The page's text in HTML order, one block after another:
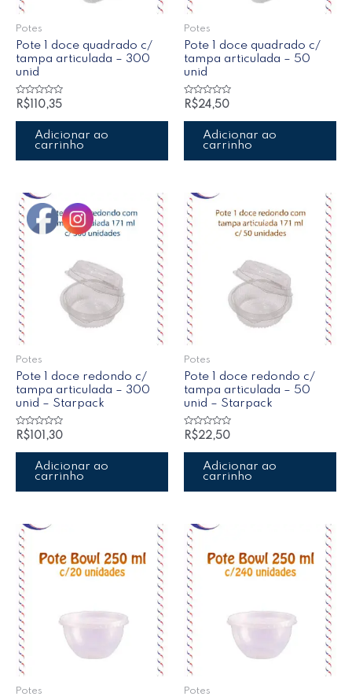
Potes
Pote 1 doce quadrado c/
tampa articulada – 300
unid
Avaliação
0
de
R$ 110,35
Adicionar ao
carrinho
Potes
Pote 1 doce quadrado c/
tampa articulada – 50
unid
Avaliação
0
de
R$24,50
Adicionar ao
carrinho
Potes
Pote 1 doce redondo c/
tampa articulada – 300
unid – Starpack
Avaliação
de
R$ 101,30
Adicionar ao
carrinho
Potes
Pote 1 doce redondo c/
tampa articulada – 50
unid – Starpack
Avaliação
de
R$22,50
Adicionar ao
carrinho
Potes Potes